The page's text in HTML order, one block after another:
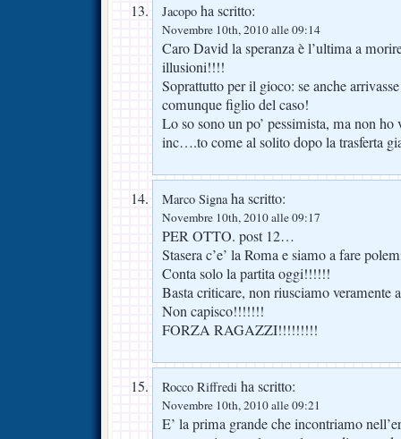
Jacopo ha scritto:
Novembre 10th, 2010 alle 09:14
Caro David la speranza è l’ultima a
illusioni!!!!
Soprattutto per il gioco: se anche
comunque figlio del caso!
Lo so sono un po’ pessimista, ma non
inc….to come al solito dopo la trasferta
Marco Signaha scritto:
Novembre 10th, 2010 alle 09:17
PER OTTO. post 12…
Stasera c’e’ la Roma e siamo a fare
Conta solo la partita oggi!!!!!!
Basta criticare, non riusciamo veramente
Non capisco!!!!!!!
FORZA RAGAZZI!!!!!!!!!
Rocco Riffredi ha scritto:
Novembre 10th, 2010 alle 09:21
E’ la prima grande che incontriamo